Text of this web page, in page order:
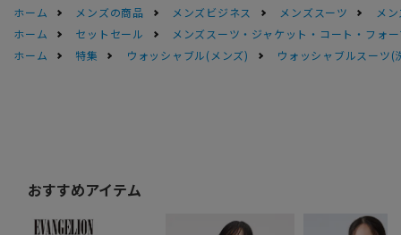
ホーム
メンズの商品 メンズビジネス メンズスーツ
メ
ホーム
セットセール
メンズスーツ・ジャケット・コート・フォ
ホーム
特集 ウォッシャブル(メンズ) ウォッシャブルスーツ(